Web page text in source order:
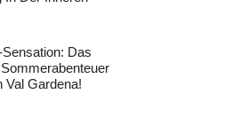
Das
Val Gardena!